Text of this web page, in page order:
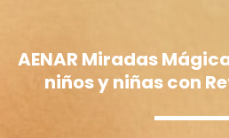
AENAR Miradas
niños y niñas con